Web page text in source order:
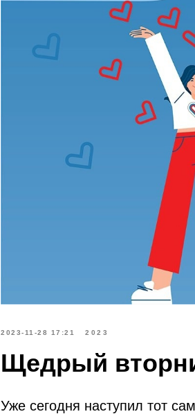
2023-11-28 17:21 2023
Щедрый
Уже сегодня наступил тот